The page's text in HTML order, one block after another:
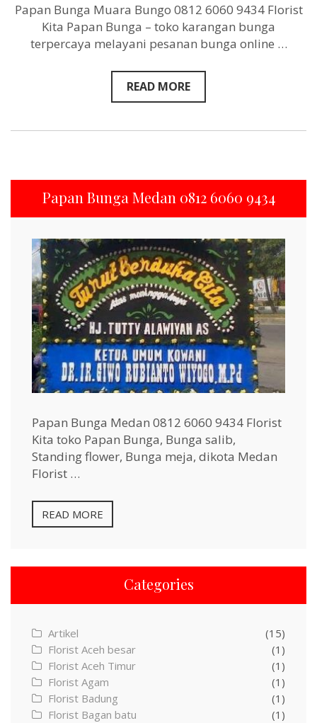
Bungo
6060
9434
Papan Bunga Muara Bungo 0812 6060 9434 Florist
Kita Papan Bunga – toko karangan bunga
terpercaya melayani pesanan bunga online …
READ MORE
Papan Bunga Medan 0812 6060 9434
Papan Bunga Medan 0812 6060 9434 Florist
Kita toko Papan Bunga, Bunga salib,
Standing flower, Bunga meja, dikota Medan
Florist …
READ MORE
Categories
Artikel
(15)
Florist Aceh besar
(1)
Florist Aceh Timur
(1)
Florist Agam
(1)
Florist Badung
(1)
Florist Bagan batu
(1)